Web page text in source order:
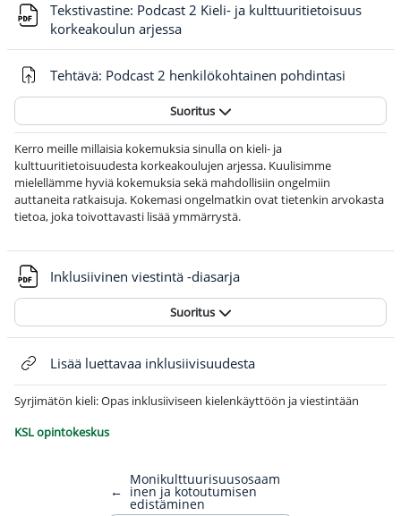
Tekstivastine: Podcast 2 Kieli- ja kulttuuritietoisuus
korkeakoulun arjessa
Tehtävä: Podcast 2 henkilökohtainen pohdintasi
Suoritus
Kerro meille millaisia kokemuksia sinulla on kieli- ja
kulttuuritietoisuudesta korkeakoulujen arjessa. Kuulisimme
mielellämme hyviä kokemuksia sekä mahdollisiin ongelmiin
auttaneita ratkaisuja. Kokemasi ongelmatkin ovat tietenkin arvokasta
tietoa, joka toivottavasti lisää ymmärrystä.
Inklusiivinen viestintä -diasarja
Suoritus
Lisää luettavaa inklusiivisuudestaVerkko-osoite
Syrjimätön kieli: Opas inklusiiviseen kielenkäyttöön ja viestintään
KSL opintokeskus
←
Monikulttuurisuusosaam
inen ja kotoutumisen
edistäminen